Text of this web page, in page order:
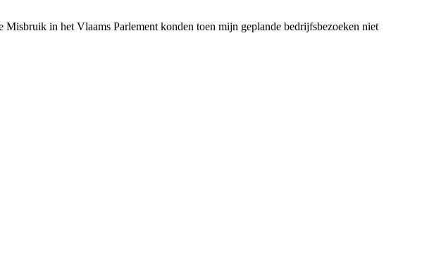
in het Vlaams Parlement konden toen mijn geplande bedrijfsbezoeken niet